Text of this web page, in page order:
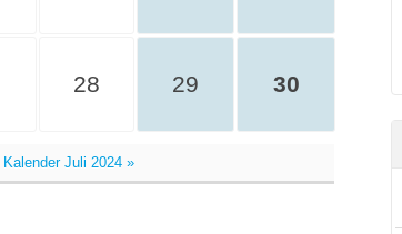
28 29 30
Kalender Juli 2024 »